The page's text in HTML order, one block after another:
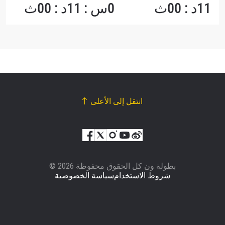
11د : 00ث 0س : 11د : 00ث
انتقل إلى الأعلى
© بطولة ون كل الحقوق محفوظة 2026
سياسة الخصوصيةشروط الاستخدام